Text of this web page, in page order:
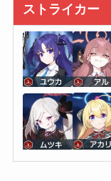
ストライカー